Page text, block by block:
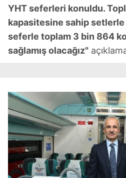
YHT seferleri konuldu.
kapasitesine sahip setlerle
seferle toplam 3 bin 864
sağlamış olacağız"